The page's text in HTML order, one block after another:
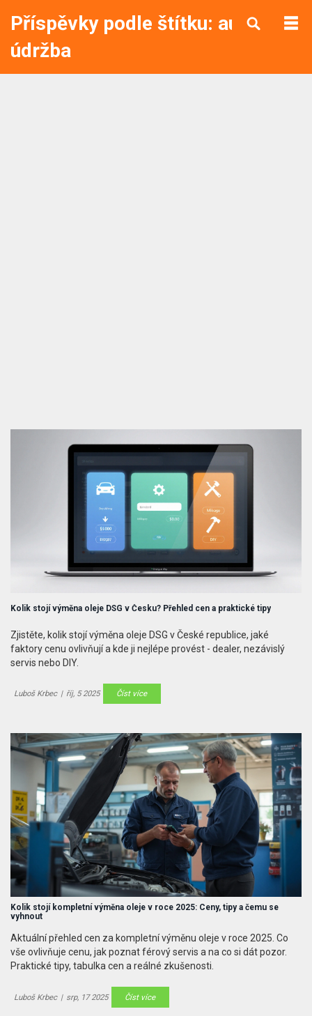
Příspěvky podle štítku: auto
údržba
Kolik stojí výměna oleje DSG v Česku? Přehled cen a praktické tipy
Zjistěte, kolik stojí výměna oleje DSG v České republice, jaké
faktory cenu ovlivňují a kde ji nejlépe provést - dealer, nezávislý
servis nebo DIY.
Luboš Krbec | říj, 5 2025 Číst více
Kolik stojí kompletní výměna oleje v roce 2025: Ceny, tipy a čemu se
vyhnout
Aktuální přehled cen za kompletní výměnu oleje v roce 2025. Co
vše ovlivňuje cenu, jak poznat férový servis a na co si dát pozor.
Praktické tipy, tabulka cen a reálné zkušenosti.
Luboš Krbec | srp, 17 2025 Číst více